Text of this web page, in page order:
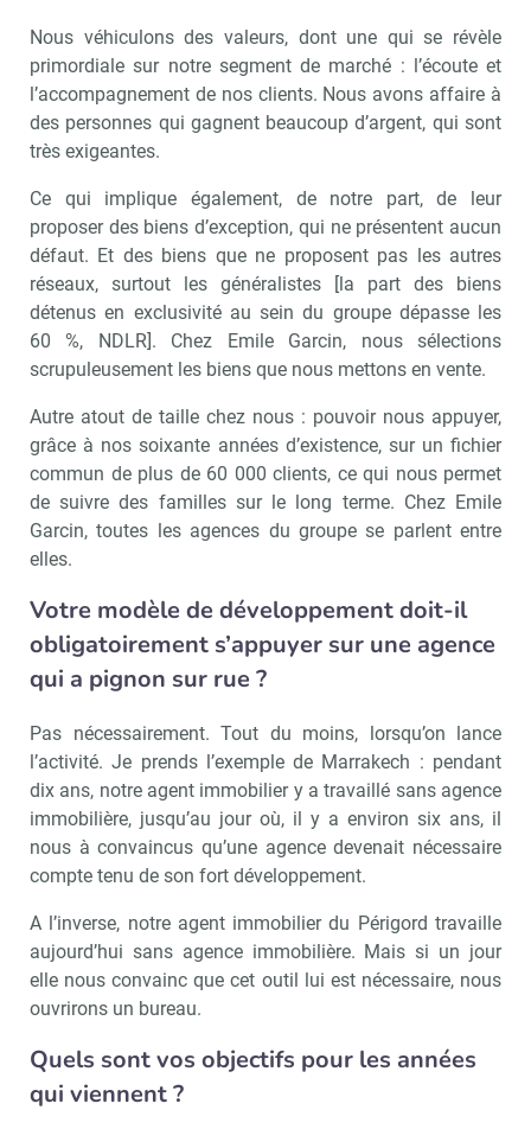
Nous véhiculons des valeurs, dont une qui se révèle
primordiale sur notre segment de marché : l’écoute et
l’accompagnement de nos clients. Nous avons affaire à
des personnes qui gagnent beaucoup d’argent, qui sont
très exigeantes.
Ce qui implique également, de notre part, de leur
proposer des biens d’exception, qui ne présentent aucun
défaut. Et des biens que ne proposent pas les autres
réseaux, surtout les généralistes [la part des biens
détenus en exclusivité au sein du groupe dépasse les
60 %, NDLR]. Chez Emile Garcin, nous sélections
scrupuleusement les biens que nous mettons en vente.
Autre atout de taille chez nous : pouvoir nous appuyer,
grâce à nos soixante années d’existence, sur un fichier
commun de plus de 60 000 clients, ce qui nous permet
de suivre des familles sur le long terme. Chez Emile
Garcin, toutes les agences du groupe se parlent entre
elles.
Votre modèle de développement doit-il
obligatoirement s’appuyer sur une agence
qui a pignon sur rue ?
Pas nécessairement. Tout du moins, lorsqu’on lance
l’activité. Je prends l’exemple de Marrakech : pendant
dix ans, notre agent immobilier y a travaillé sans agence
immobilière, jusqu’au jour où, il y a environ six ans, il
nous à convaincus qu’une agence devenait nécessaire
compte tenu de son fort développement.
A l’inverse, notre agent immobilier du Périgord travaille
aujourd’hui sans agence immobilière. Mais si un jour
elle nous convainc que cet outil lui est nécessaire, nous
ouvrirons un bureau.
Quels sont vos objectifs pour les années
qui viennent ?